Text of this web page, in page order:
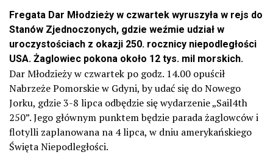
Fregata Dar Młodzieży w czwartek wyruszyła w rejs do
Stanów Zjednoczonych, gdzie weźmie udział w
uroczystościach z okazji 250. rocznicy niepodległości
USA. Żaglowiec pokona około 12 tys. mil morskich.
Dar Młodzieży w czwartek po godz. 14.00 opuścił
Nabrzeże Pomorskie w Gdyni, by udać się do Nowego
Jorku, gdzie 3-8 lipca odbędzie się wydarzenie „Sail4th
250”. Jego głównym punktem będzie parada żaglowców i
flotylli zaplanowana na 4 lipca, w dniu amerykańskiego
Święta Niepodległości.